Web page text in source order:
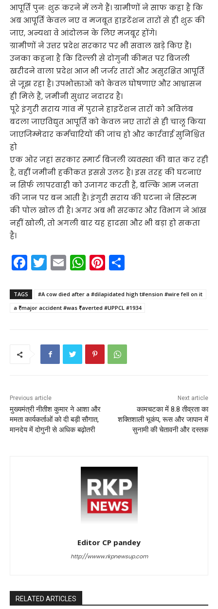
आपूर्ति पुनः शुरू करने में लगे हैं। ग्रामीणों ने साफ कहा है कि
अब आपूर्ति केवल नए व मजबूत हाइटेंशन तारों से ही शुरू की
जाए, अन्यथा वे आंदोलन के लिए मजबूर होंगे।
ग्रामीणों ने उत्तर प्रदेश सरकार पर भी सवाल खड़े किए हैं।
उनका कहना है कि दिल्ली से दोगुनी कीमत पर बिजली
खरीदने वाला प्रदेश आज भी जर्जर तारों और असुरक्षित आपूर्ति
से जूझ रहा है। उपभोक्ताओं को केवल घोषणाएं और आश्वासन
ही मिले हैं, ज़मीनी सुधार नदारद है।
पूरे इंगुरी सराय गांव में पुराने हाइटेंशन तारों को अविलंब
बदला जाएविद्युत आपूर्ति को केवल नए तारों से ही चालू किया
जाएजिम्मेदार कर्मचारियों की जांच हो और कार्रवाई सुनिश्चित
हो
एक ओर जहां सरकार स्मार्ट बिजली व्यवस्था की बात कर रही
है, वहीं जमीनी हकीकत इससे उलट है। इस तरह की घटनाएं
न सिर्फ लापरवाही को उजागर करती हैं, बल्कि आम जनता
की जान पर बन आती हैं। इंगुरी सराय की घटना ने सिस्टम
की पोल खोल दी है। अगर अब भी सरकार और विभाग ने आंख
नहीं खोली, तो अगली बार यह हादसा और भी बड़ा हो सकता
है।
F
a
c
e
T
w
itt
er
E
m
ai
l
W
h
a
ts
p
p
Pi
nt
er
e
ar
e
TAGS
#A cow died after a #dilapidated high t#ension #wire fell on it
a ₹major accident #was ₹averted #UPPCL #1934
Previous article
मुख्यमंत्री नीतीश कुमार ने आशा और
ममता कार्यकर्ताओं को दी बड़ी सौगात,
मानदेय में दोगुनी से अधिक बढ़ोतरी
Next article
कामचटका में 8.8 तीव्रता का
शक्तिशाली भूकंप, रूस और जापान में
सुनामी की चेतावनी और दस्तक
Editor CP pandey
http://wwww.rkpnewsup.com
RELATED ARTICLES